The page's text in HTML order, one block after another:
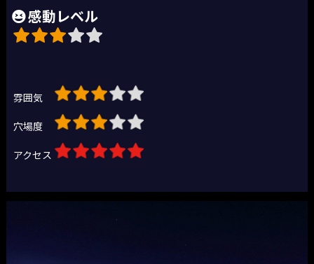
感動レベル
雰囲気
穴場度
アクセス